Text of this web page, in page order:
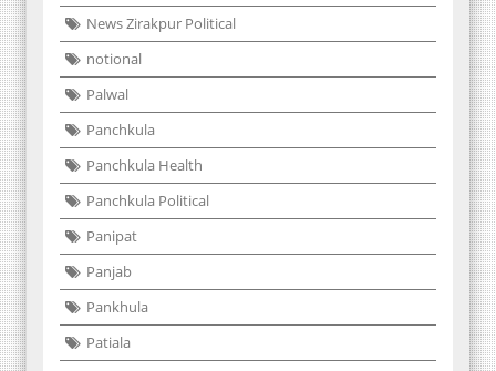
News Zirakpur Political
notional
Palwal
Panchkula
Panchkula Health
Panchkula Political
Panipat
Panjab
Pankhula
Patiala